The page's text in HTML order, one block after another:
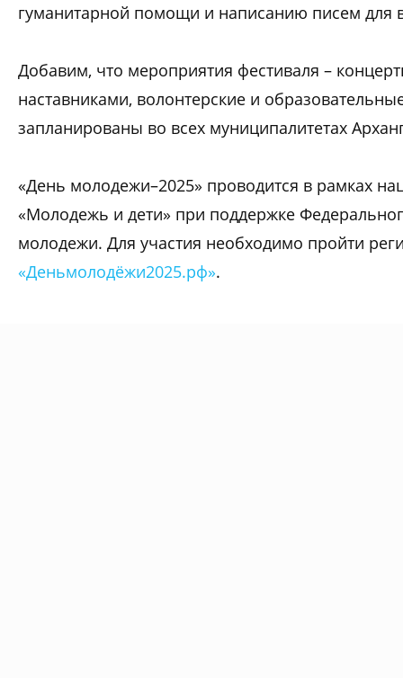
гуманитарной помощи и написанию писем для
Добавим, что мероприятия фестиваля –
наставниками, волонтерские и
запланированы во всех муниципалитетах
«День молодежи–2025» проводится в рамках
«Молодежь и дети» при поддержке
молодежи. Для участия необходимо пройти
«Деньмолодёжи2025.рф».